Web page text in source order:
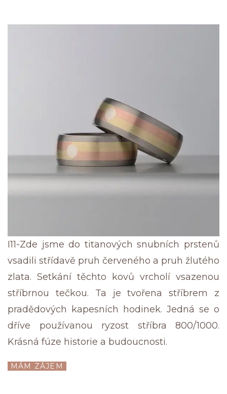
I11-Zde jsme do titanových snubních prstenů
vsadili střídavě pruh červeného a pruh žlutého
zlata. Setkání těchto kovů vrcholí vsazenou
stříbrnou tečkou. Ta je tvořena stříbrem z
pradědových kapesních hodinek. Jedná se o
dříve používanou ryzost stříbra 800/1000.
Krásná fúze historie a budoucnosti.
MÁM ZÁJEM